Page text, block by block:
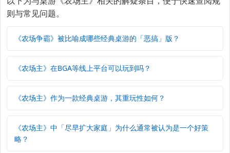
则与常见问题。
《农场争霸》被比喻成哪些经典桌游的「恶搞」版？
《农场主》在BGA等线上平台可以玩到吗？
《农场主》作为一款经典桌游，其重玩性如何？
《农场主》中「尽早扩大家庭」为什么通常被认为是一个好策
略？